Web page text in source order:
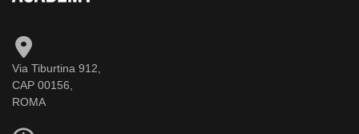
Via Tiburtina 912,
CAP 00156,
ROMA